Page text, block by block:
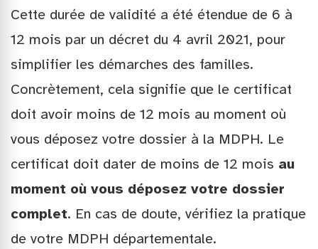
Cette durée de validité a été étendue de 6 à
12 mois par un décret du 4 avril 2021, pour
simplifier les démarches des familles.
Concrètement, cela signifie que le certificat
doit avoir moins de 12 mois au moment où
vous déposez votre dossier à la MDPH. Le
certificat doit dater de moins de 12 mois au
moment où vous déposez votre dossier
complet. En cas de doute, vérifiez la pratique
de votre MDPH départementale.